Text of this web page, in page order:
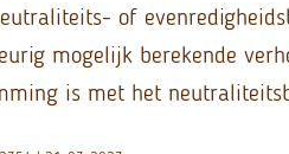
of
mogelijk berekende
is met het